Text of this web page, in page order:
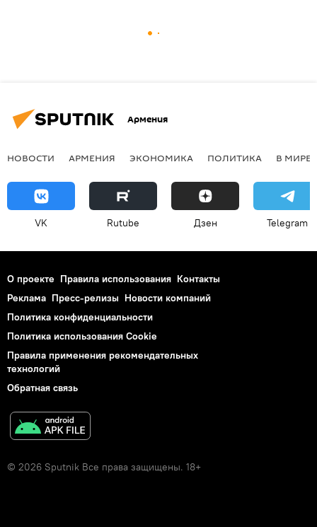
Армения
НОВОСТИ АРМЕНИЯ ЭКОНОМИКА ПОЛИТИКА В МИРЕ
VK Rutube Дзен Telegram
О проекте Правила использования Контакты
Реклама Пресс-релизы Новости компаний
Политика конфиденциальности
Политика использования Cookie
Правила применения рекомендательных
технологий
Обратная связь
© 2026 Sputnik Все права защищены. 18+